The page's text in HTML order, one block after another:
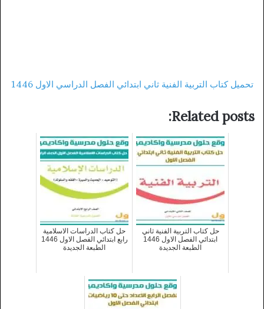
تحميل كتاب التربية الفنية ثاني ابتدائي الفصل الدراسي الاول 1446
Related posts:
حل كتاب التربية الفنية ثاني
ابتدائي الفصل الاول 1446
الطبعة الجديدة
حل كتاب الدراسات الاسلامية
رابع ابتدائي الفصل الاول 1446
الطبعة الجديدة